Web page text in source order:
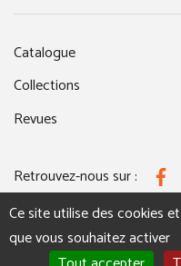
Catalogue
Collections
Revues
Retrouvez-nous sur :
MENTIONS
Ce site utilise des cookies
que vous souhaitez activer